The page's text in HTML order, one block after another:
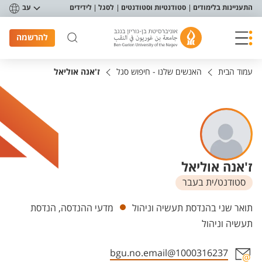
תפריט נגישות
התעניינות בלימודים סטודנטיות וסטודנטים לסגל לידידים עב
להרשמה
עמוד הבית האנשים שלנו - חיפוש סגל ז'אנה אוליאל
ז'אנה אוליאל
סטודנט/ית בעבר
יחידות
תואר שני בהנדסת תעשיה וניהול
מדעי ההנדסה, הנדסת
תעשיה וניהול
1000316237@bgu.no.email